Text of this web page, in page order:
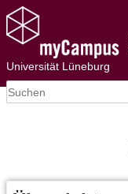
Universität Lüneburg